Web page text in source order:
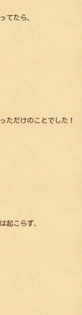
てたら、
ただけのことでした！
起こらず、